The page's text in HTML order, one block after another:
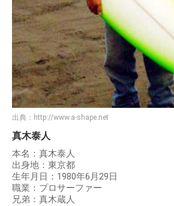
出典： http://www.a-shape.net
真木泰人
本名：真木泰人
出身地：東京都
生年月日：1980年6月29日
職業：プロサーファー
兄弟：真木蔵人